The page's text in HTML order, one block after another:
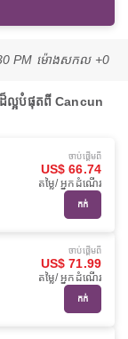
PM ម៉ោង​សកល +0
ល្អបំផុតពី Cancun
ចាប់ផ្ដើមពី
US$ 66.74
តម្លៃ/ អ្នកដំណើរ
កក់
ចាប់ផ្ដើមពី
US$ 71.99
តម្លៃ/ អ្នកដំណើរ
កក់